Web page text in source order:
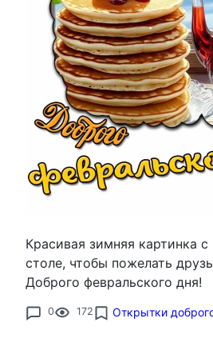
Красивая зимняя картинка
столе, чтобы пожелать
Доброго февральского дня!
0 172 Открытки